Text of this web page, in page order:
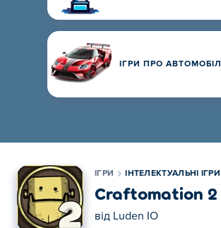
ІГРИ ПРО АВТОМОБІЛІ
ІГРИ ІНТЕЛЕКТУАЛЬНІ ІГРИ
Craftomation 2
від Luden IO